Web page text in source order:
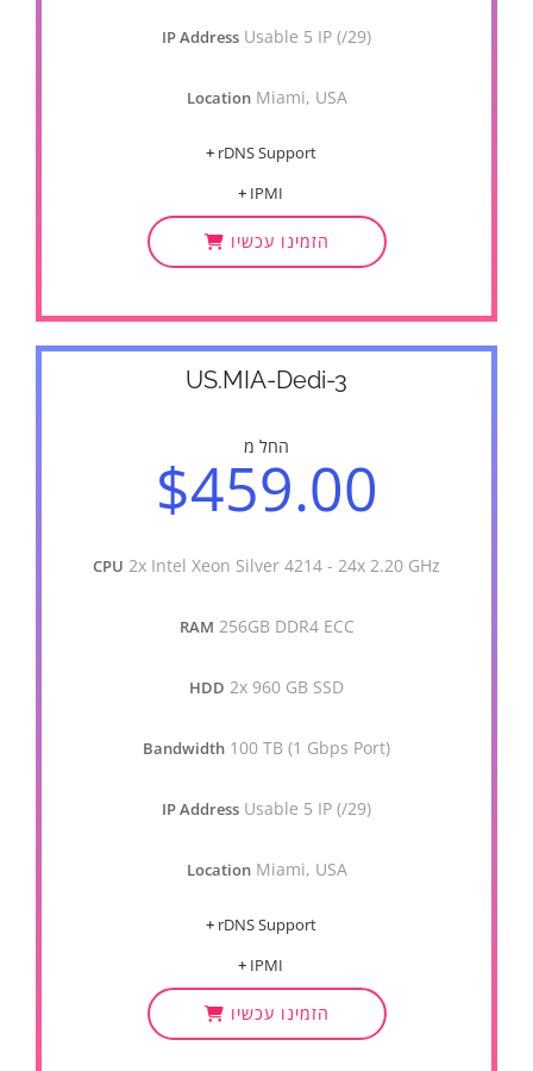
IP Address Usable 5 IP (/29)
Location Miami, USA
+ rDNS Support
+ IPMI
הזמינו עכשיו
US.MIA-Dedi-3
החל מ
$459.00
CPU 2x Intel Xeon Silver 4214 - 24x 2.20 GHz
RAM 256GB DDR4 ECC
HDD 2x 960 GB SSD
Bandwidth 100 TB (1 Gbps Port)
IP Address Usable 5 IP (/29)
Location Miami, USA
+ rDNS Support
+ IPMI
הזמינו עכשיו